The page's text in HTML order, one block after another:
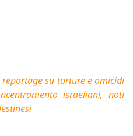
su torture e omicidi
israeliani, noti